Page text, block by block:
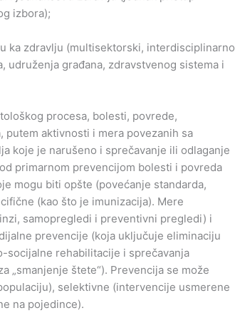
izbora);
ka zdravlju (multisektorski, interdisciplinarno
udruženja građana, zdravstvenog sistema i
procesa, bolesti, povrede,
aktivnosti i mera povezanih sa
koje je narušeno i sprečavanje ili odlaganje
primarnom prevencijom bolesti i povreda
mogu biti opšte (povećanje standarda,
(kao što je imunizacija). Mere
samopregledi i preventivni pregledi) i
prevencije (koja uključuje eliminaciju
socijalne rehabilitacije i sprečavanja
„smanjenje štete“). Prevencija se može
selektivne (intervencije usmerene
na pojedince).